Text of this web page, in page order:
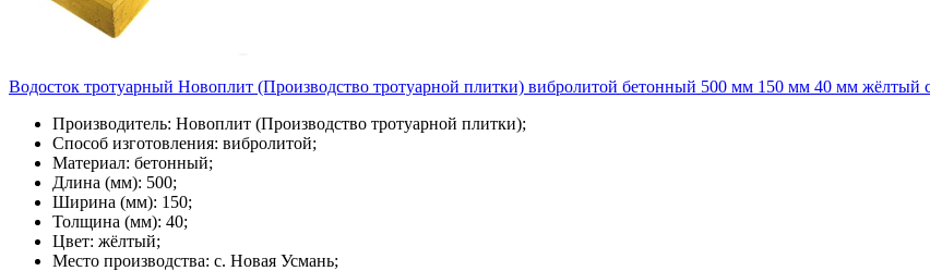
Водосток тротуарный Новоплит (Производство тротуарной плитки) вибролитой бетонный 500 мм 150 мм 40 мм жёлтый
Производитель: Новоплит (Производство тротуарной плитки);
Способ изготовления: вибролитой;
Материал: бетонный;
Длина (мм): 500;
Ширина (мм): 150;
Толщина (мм): 40;
Цвет: жёлтый;
Место производства: с. Новая Усмань;